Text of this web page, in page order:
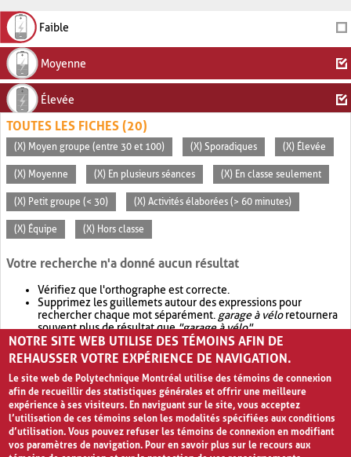
Faible
Moyenne
Élevée
TOUTES LES FICHES (20)
(X) Moyen groupe (entre 30 et 100) (X) Sporadiques (X) Élevée
(X) Moyenne (X) En plusieurs séances (X) En classe seulement
(X) Petit groupe (< 30) (X) Activités élaborées (> 60 minutes)
(X) Équipe (X) Hors classe
Votre recherche n'a donné aucun résultat
Vérifiez que l'orthographe est correcte.
Supprimez les guillemets autour des expressions pour
rechercher chaque mot séparément. garage à véloretournera
souvent plus de résultat que"garage à vélo".
Envisagez d'élargir votre recherche avec OR.garage OR vélo
retournera souvent plus de résultat quegarage à vélo
NOTRE SITE WEB UTILISE DES TÉMOINS AFIN DE
REHAUSSER VOTRE EXPÉRIENCE DE NAVIGATION.
Le site web de Polytechnique Montréal utilise des témoins de connexion
afin de recueillir des statistiques générales et offrir une meilleure
expérience à ses visiteurs. En naviguant sur le site, vous acceptez
l’utilisation de ces témoins selon les modalités spécifiées aux conditions
d’utilisation. Vous pouvez refuser les témoins de connexion en modifiant
vos paramètres de navigation. Pour en savoir plus sur le recours aux